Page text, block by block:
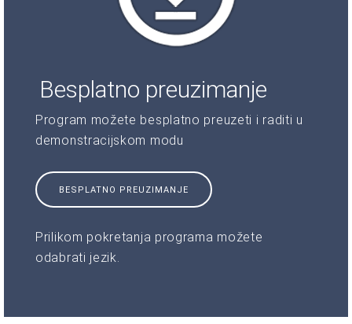
Besplatno preuzimanje
Program možete besplatno preuzeti i raditi u
demonstracijskom modu
BESPLATNO PREUZIMANJE
Prilikom pokretanja programa možete
odabrati jezik.